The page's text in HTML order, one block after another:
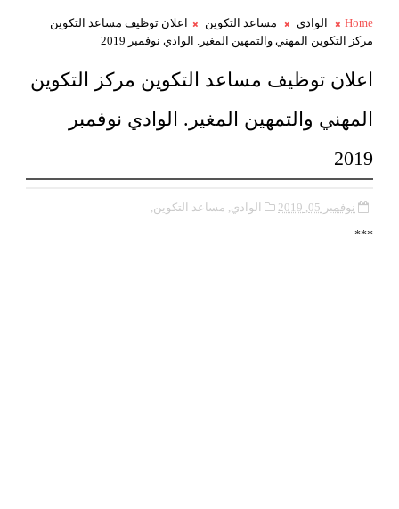
Home الوادي مساعد التكوين
اعلان توظيف مساعد التكوين
مركز التكوين المهني والتمهين المغير. الوادي نوفمبر 2019
اعلان توظيف مساعد التكوين مركز التكوين
المهني والتمهين المغير. الوادي نوفمبر
2019
نوفمبر 05, 2019 الوادي, مساعد التكوين,
***